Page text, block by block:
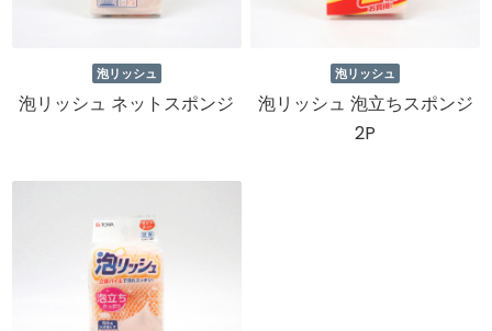
泡リッシュ
泡リッシュ ネットスポンジ
泡リッシュ
泡リッシュ 泡立ちスポンジ
2P